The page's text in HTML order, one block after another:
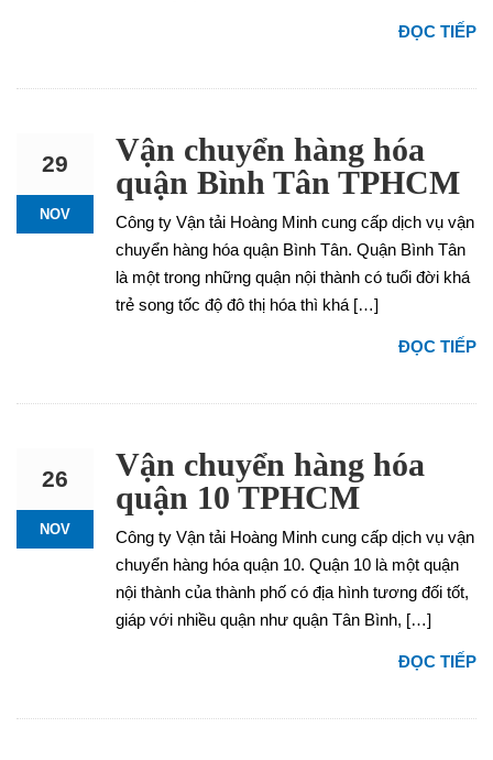
ĐỌC TIẾP
29
NOV
Vận chuyển hàng hóa
quận Bình Tân TPHCM
Công ty Vận tải Hoàng Minh cung cấp dịch vụ vận
chuyển hàng hóa quận Bình Tân. Quận Bình Tân
là một trong những quận nội thành có tuổi đời khá
trẻ song tốc độ đô thị hóa thì khá […]
ĐỌC TIẾP
26
NOV
Vận chuyển hàng hóa
quận 10 TPHCM
Công ty Vận tải Hoàng Minh cung cấp dịch vụ vận
chuyển hàng hóa quận 10. Quận 10 là một quận
nội thành của thành phố có địa hình tương đối tốt,
giáp với nhiều quận như quận Tân Bình, […]
ĐỌC TIẾP